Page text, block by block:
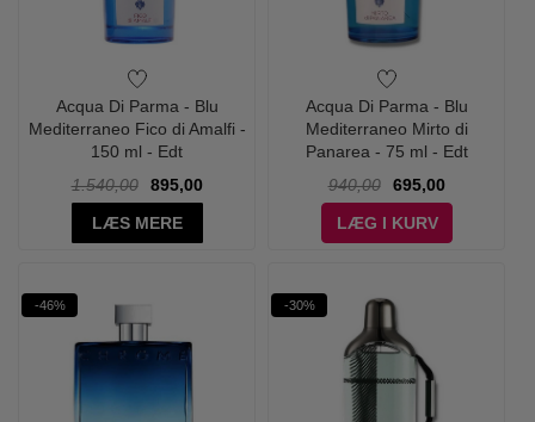
Acqua Di Parma - Blu
Mediterraneo Fico di Amalfi -
150 ml - Edt
1.540,00
895,00
LÆS MERE
Acqua Di Parma - Blu
Mediterraneo Mirto di
Panarea - 75 ml - Edt
940,00
695,00
LÆG I KURV
-46% -30%